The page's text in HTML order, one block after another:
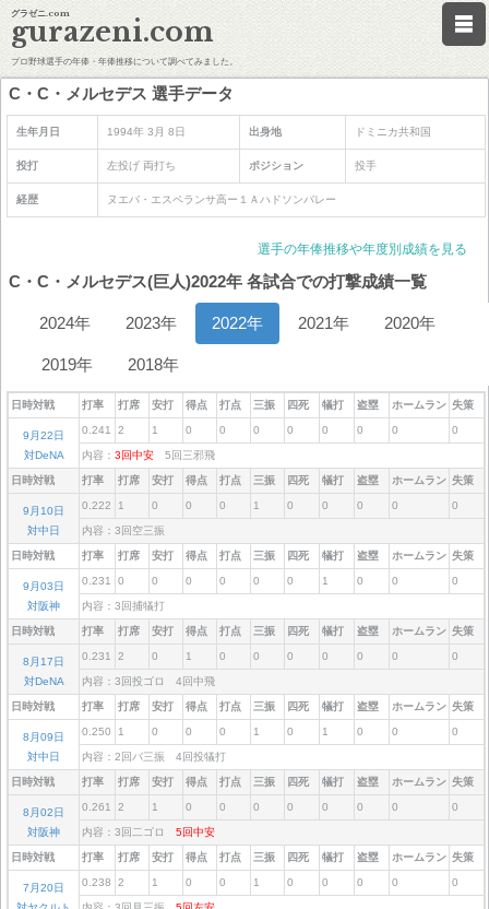
グラゼニ.com
gurazeni.com
プロ野球選手の年俸・年俸推移について調べてみました。
C・C・メルセデス 選手データ
生年月日 1994年 3月 8日 出身地 ドミニカ共和国
投打 左投げ 両打ち ポジション 投手
経歴 ヌエバ・エスペランサ高ー１Ａハドソンバレー
選手の年俸推移や年度別成績を見る
C・C・メルセデス(巨人)2022年 各試合での打撃成績一覧
2024年 2023年 2022年 2021年 2020年
2019年 2018年
日時対戦 打率 打席 安打 得点 打点 三振 四死 犠打 盗塁 ホームラン 失策
9月22日
対DeNA
0.241 2 1 0 0 0 0 0 0 0 0
内容： 3回中安 5回三邪飛
日時対戦 打率 打席 安打 得点 打点 三振 四死 犠打 盗塁 ホームラン 失策
9月10日
対中日
0.222 1 0 0 0 1 0 0 0 0 0
内容：3回空三振
日時対戦 打率 打席 安打 得点 打点 三振 四死 犠打 盗塁 ホームラン 失策
9月03日
対阪神
0.231 0 0 0 0 0 0 1 0 0 0
内容：3回捕犠打
日時対戦 打率 打席 安打 得点 打点 三振 四死 犠打 盗塁 ホームラン 失策
8月17日
対DeNA
0.231 2 0 1 0 0 0 0 0 0 0
内容：3回投ゴロ 4回中飛
日時対戦 打率 打席 安打 得点 打点 三振 四死 犠打 盗塁 ホームラン 失策
8月09日
対中日
0.250 1 0 0 0 1 0 1 0 0 0
内容：2回バ三振 4回投犠打
日時対戦 打率 打席 安打 得点 打点 三振 四死 犠打 盗塁 ホームラン 失策
8月02日
対阪神
0.261 2 1 0 0 0 0 0 0 0 0
内容：3回二ゴロ 5回中安
日時対戦 打率 打席 安打 得点 打点 三振 四死 犠打 盗塁 ホームラン 失策
7月20日
0.238 2 1 0 0 1 0 0 0 0 0